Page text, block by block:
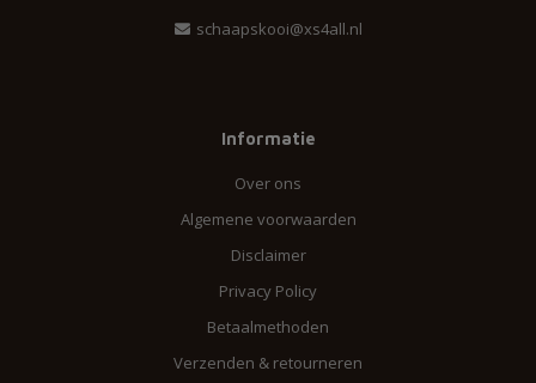
schaapskooi@xs4all.nl
Informatie
Over ons
Algemene voorwaarden
Disclaimer
Privacy Policy
Betaalmethoden
Verzenden & retourneren